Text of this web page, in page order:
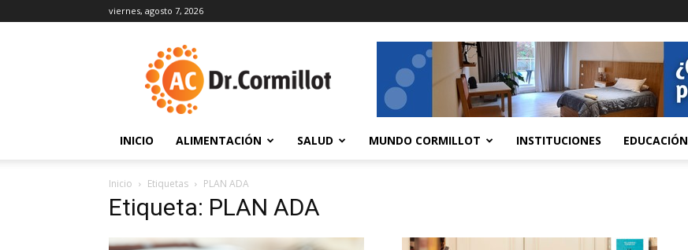
viernes, agosto 7, 2026
INICIO ALIMENTACIÓN SALUD MUNDO CORMILLOT INSTITUCIONES EDUCACIÓN
Inicio Etiquetas PLAN ADA
Etiqueta: PLAN ADA